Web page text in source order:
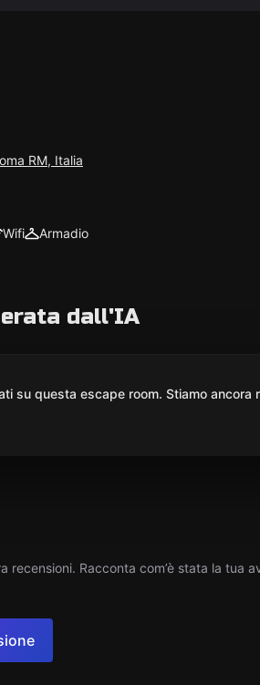
RM, Italia
Wifi Armadio
dall'IA
su questa escape room. Stiamo
recensioni. Racconta com’è stata la tua